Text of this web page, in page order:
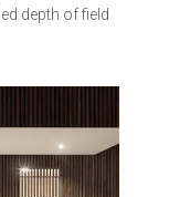
depth of field